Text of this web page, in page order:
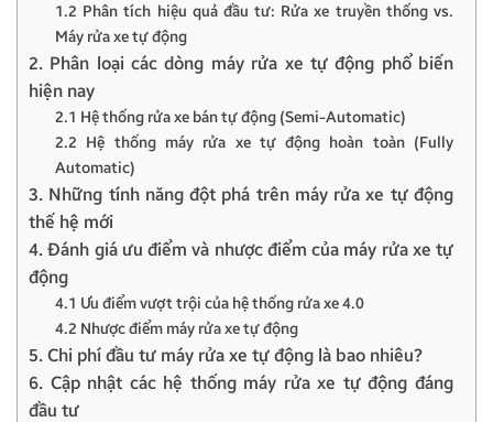
1.2 Phân tích hiệu quả đầu tư: Rửa xe truyền thống vs.
Máy rửa xe tự động
2. Phân loại các dòng máy rửa xe tự động phổ biến
hiện nay
2.1 Hệ thống rửa xe bán tự động (Semi-Automatic)
2.2 Hệ thống máy rửa xe tự động hoàn toàn (Fully
Automatic)
3. Những tính năng đột phá trên máy rửa xe tự động
thế hệ mới
4. Đánh giá ưu điểm và nhược điểm của máy rửa xe tự
động
4.1 Ưu điểm vượt trội của hệ thống rửa xe 4.0
4.2 Nhược điểm máy rửa xe tự động
5. Chi phí đầu tư máy rửa xe tự động là bao nhiêu?
6. Cập nhật các hệ thống máy rửa xe tự động đáng
đầu tư